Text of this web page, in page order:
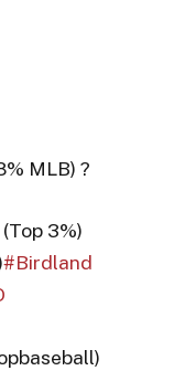
MLB) ?
3%)
#Birdland